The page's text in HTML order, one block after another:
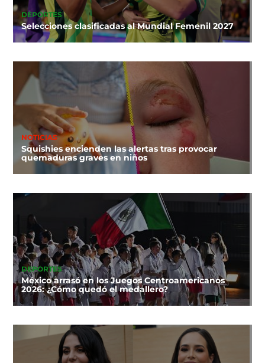
DEPORTES
Selecciones clasificadas al Mundial Femenil 2027
NOTICIAS
Squishies encienden las alertas tras provocar
quemaduras graves en niños
DEPORTES
México arrasó en los Juegos Centroamericanos
2026: ¿Cómo quedó el medallero?